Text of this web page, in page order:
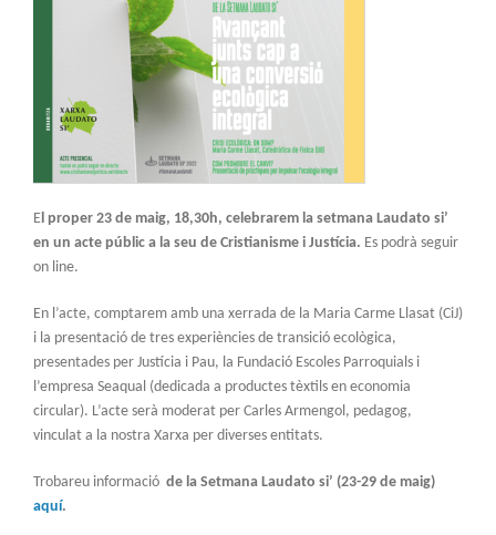
E l proper 23 de maig, 18,30h, celebrarem la setmana Laudato si’
en un acte públic a la seu de Cristianisme i Justícia. Es podrà seguir
on line.
En l’acte, comptarem amb una xerrada de la Maria Carme Llasat (CiJ)
i la presentació de tres experiències de transició ecològica,
presentades per Justícia i Pau, la Fundació Escoles Parroquials i
l’empresa Seaqual (dedicada a productes tèxtils en economia
circular). L’acte serà moderat per Carles Armengol, pedagog,
vinculat a la nostra Xarxa per diverses entitats.
Trobareu informació de la Setmana Laudato si’ (23-29 de maig)
aquí.